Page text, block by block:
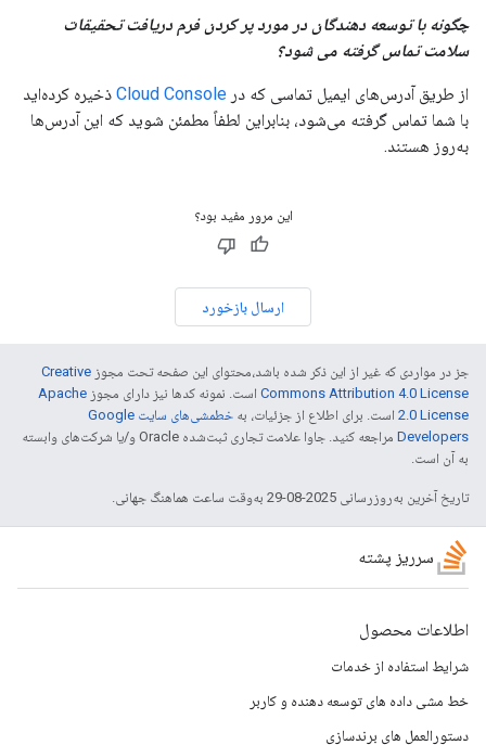
چگونه با توسعه دهندگان در مورد پر کردن فرم دریافت تحقیقات
سلامت تماس گرفته می شود؟
از طریق آدرس‌های ایمیل تماسی که در Cloud Console ذخیره کرده‌اید
با شما تماس گرفته می‌شود، بنابراین لطفاً مطمئن شوید که این آدرس‌ها
به‌روز هستند.
این مرور مفید بود؟
ارسال بازخورد
جز در مواردی که غیر از این ذکر شده باشد،‌محتوای این صفحه تحت مجوز Creative
Commons Attribution 4.0 License است. نمونه کدها نیز دارای مجوز Apache
2.0 License است. برای اطلاع از جزئیات، به
خطمشی‌های سایت Google
Developers‏
مراجعه کنید. جاوا علامت تجاری ثبت‌شده Oracle و/یا شرکت‌های وابسته
به آن است.
تاریخ آخرین به‌روزرسانی 2025-08-29 به‌وقت ساعت هماهنگ جهانی.
سرریز پشته
اطلاعات محصول
شرایط استفاده از خدمات
خط مشی داده های توسعه دهنده و کاربر
دستورالعمل های برندسازی